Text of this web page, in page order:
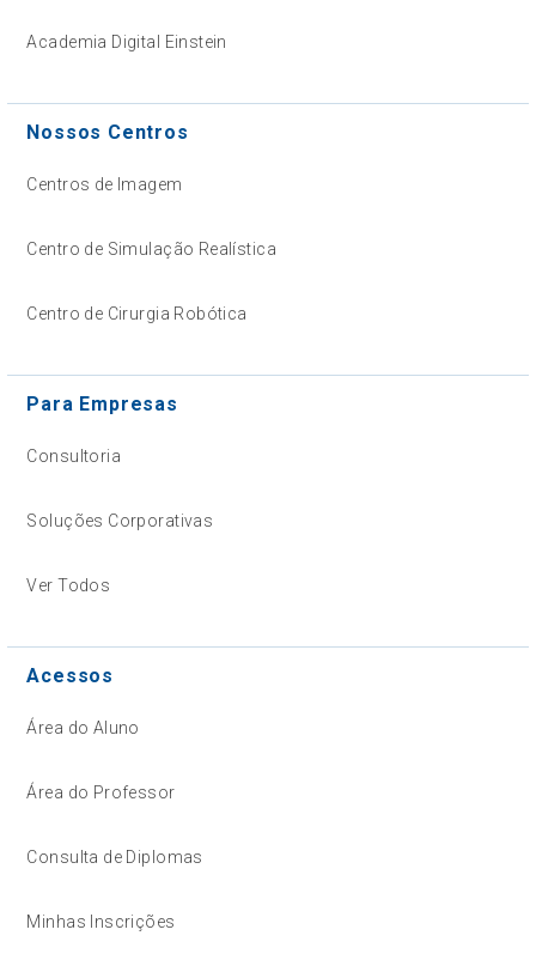
Academia Digital Einstein
Nossos Centros
Centros de Imagem
Centro de Simulação Realística
Centro de Cirurgia Robótica
Para Empresas
Consultoria
Soluções Corporativas
Ver Todos
Acessos
Área do Aluno
Área do Professor
Consulta de Diplomas
Minhas Inscrições